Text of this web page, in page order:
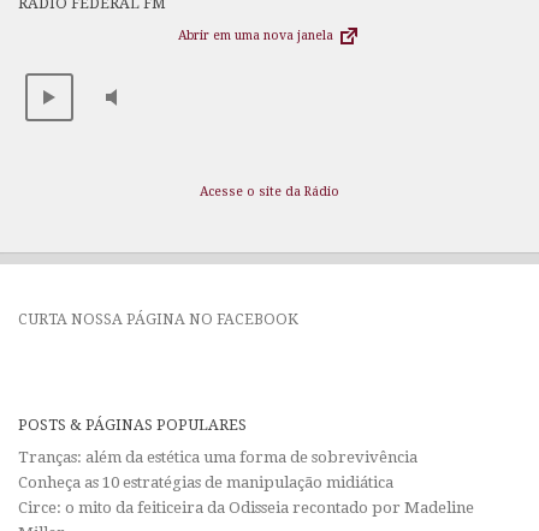
Abrir em uma nova janela
Acesse o site da Rádio
CURTA NOSSA PÁGINA NO FACEBOOK
POSTS & PÁGINAS POPULARES
Tranças: além da estética uma forma de sobrevivência
Conheça as 10 estratégias de manipulação midiática
Circe: o mito da feiticeira da Odisseia recontado por Madeline